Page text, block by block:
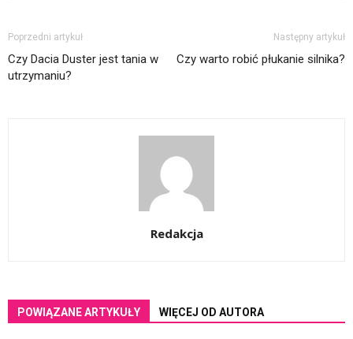
Poprzedni artykuł
Czy Dacia Duster jest tania w
utrzymaniu?
Następny artykuł
Czy warto robić płukanie silnika?
Redakcja
POWIĄZANE ARTYKUŁY WIĘCEJ OD AUTORA